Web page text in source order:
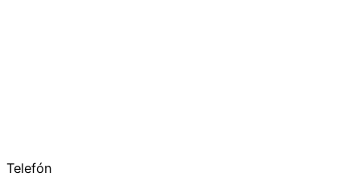
Telefón